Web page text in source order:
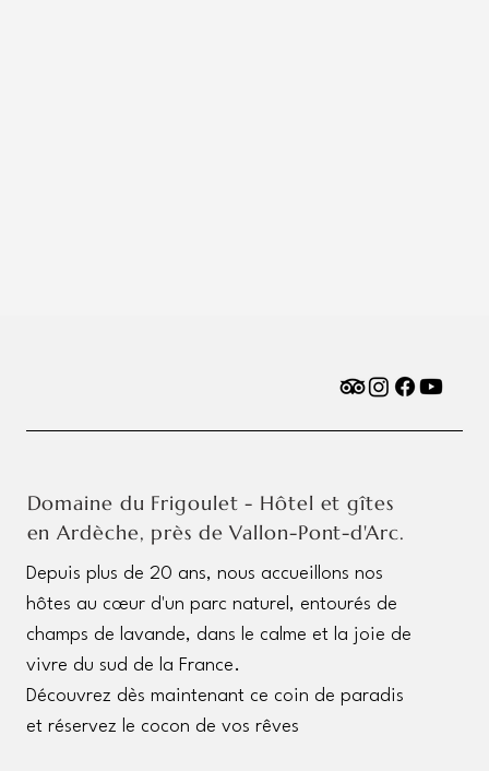
Domaine du Frigoulet - Hôtel et gîtes
en Ardèche, près de Vallon-Pont-d'Arc.
Depuis plus de 20 ans, nous accueillons nos
hôtes au cœur d'un parc naturel, entourés de
champs de lavande, dans le calme et la joie de
vivre du sud de la France.
Découvrez dès maintenant ce coin de paradis
et réservez le cocon de vos rêves